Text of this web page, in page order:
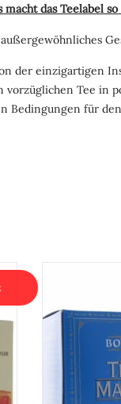
das Teelabel
der einzigartigen
vorzüglichen Tee
Bedingungen für